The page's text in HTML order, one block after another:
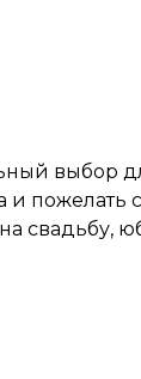
выбор
пожелать
свадьбу,